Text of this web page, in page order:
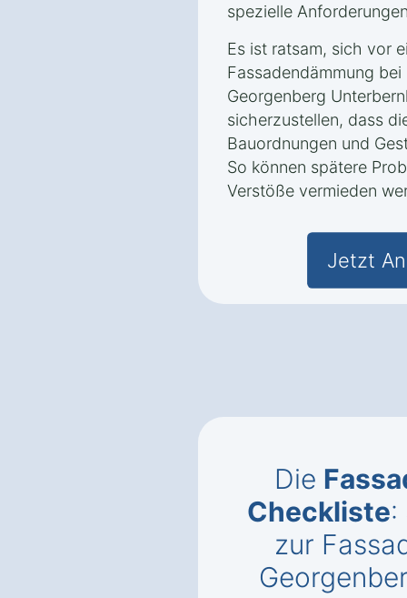
spezielle
Es ist ratsam, sich vor
Fassadendämmung
Georgenberg
sicherzustellen, dass
Bauordnungen und
So können spätere
Verstöße vermieden
Jetzt
Die
Checkliste:
zur